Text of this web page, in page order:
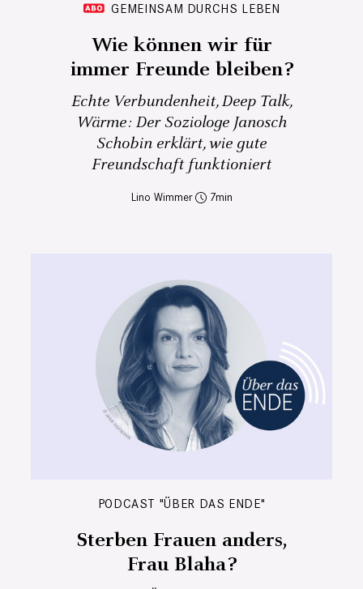
GEMEINSAM DURCHS LEBEN
Wie können wir für
immer Freunde bleiben?
Echte Verbundenheit, Deep Talk,
Wärme: Der Soziologe Janosch
Schobin erklärt, wie gute
Freundschaft funktioniert
Lino Wimmer 7
PODCAST "ÜBER DAS ENDE"
Sterben Frauen anders,
Frau Blaha?